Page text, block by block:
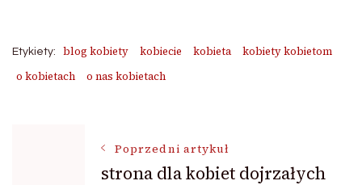
Etykiety: blog kobiety kobiecie kobieta
kobiety kobietom
o kobietach
o nas kobietach
NawigacjaPoprzedni artykuł
strona dla kobiet dojrzałych